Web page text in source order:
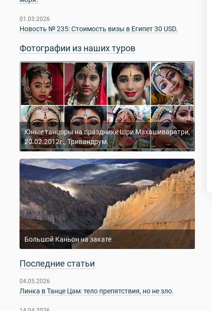
01.03.2026
Новость № 235: Стоимость визы в Египет 30 USD.
Фотографии из наших туров
Юные танцоры на празднике Шри Махашиваратри,
20.02.2012г., Тривандрум.
Большой Каньон на закате
Последние статьи
04.05.2026
Линка в Танце Цам: тело препятствия, но не зло.